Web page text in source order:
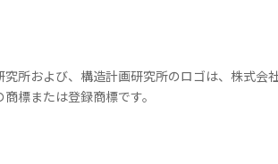
所および、構造計画研究所のロゴは、株式会
標または登録商標です。
宿泊施設におすすめのPMS 4選